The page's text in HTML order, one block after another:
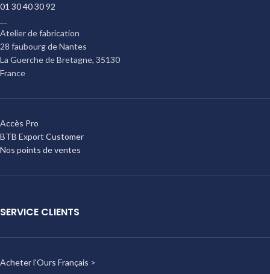
01 30 40 30 92
Atelier de fabrication
28 faubourg de Nantes
La Guerche de Bretagne, 35130
France
Accès Pro
BTB Export Customer
Nos points de ventes
SERVICE CLIENTS
Acheter l'Ours Français >